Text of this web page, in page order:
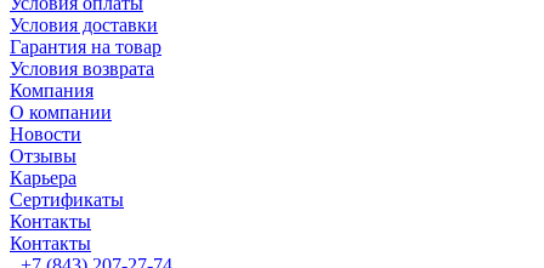
Условия доставки
Гарантия на товар
Условия возврата
Компания
О компании
Новости
Отзывы
Карьера
Сертификаты
Контакты
Контакты